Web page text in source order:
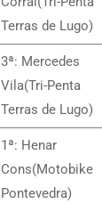
Terras de Lugo)
3ª: Mercedes
Vila(Tri-Penta
Terras de Lugo)
1ª: Henar
Cons(Motobike
Pontevedra)